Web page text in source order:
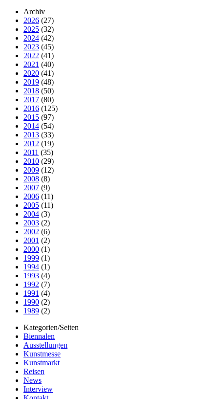
Archiv
2026 (27)
2025 (32)
2024 (42)
2023 (45)
2022 (41)
2021 (40)
2020 (41)
2019 (48)
2018 (50)
2017 (80)
2016 (125)
2015 (97)
2014 (54)
2013 (33)
2012 (19)
2011 (35)
2010 (29)
2009 (12)
2008 (8)
2007 (9)
2006 (11)
2005 (11)
2004 (3)
2003 (2)
2002 (6)
2001 (2)
2000 (1)
1999 (1)
1994 (1)
1993 (4)
1992 (7)
1991 (4)
1990 (2)
1989 (2)
Kategorien/Seiten
Biennalen
Ausstellungen
Kunstmesse
Kunstmarkt
Reisen
News
Interview